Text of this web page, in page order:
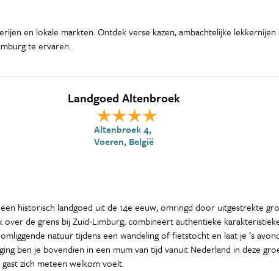
en lokale markten. Ontdek verse kazen, ambachtelijke
te ervaren.
Landgoed Altenbroek
Altenbroek 4,
Voeren, België
historisch landgoed uit de 14e eeuw, omringd door uitgestrekte
de grens bij Zuid‑Limburg, combineert authentieke
natuur tijdens een wandeling of fietstocht en laat je ’s
ben je bovendien in een mum van tijd vanuit Nederland in deze
zich meteen welkom voelt.